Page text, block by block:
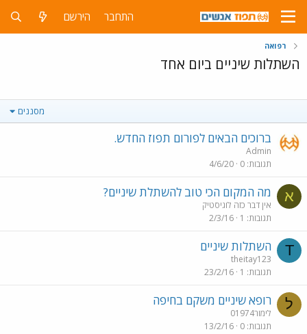
התחבר הירשם
רפואה
השתלות שיניים ביום אחד
מסננים
ברוכים הבאים לפורום תפוז החדש.
Admin
תגובות 0
4/6/20
א מה המקום הכי טוב להשתלת שיניים?
אין דבר כזה לוגיסטיק
תגובות 1
2/3/16
T השתלות שיניים
theitay123
תגובות 1
23/2/16
ל רופא שיניים משקם בחיפה
לימור01974
תגובות 0
13/2/16